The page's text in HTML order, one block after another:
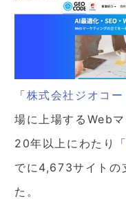
「株式会社ジオコー
場に上場するWeb
20年以上にわたり「
でに4,673サイトの
た。